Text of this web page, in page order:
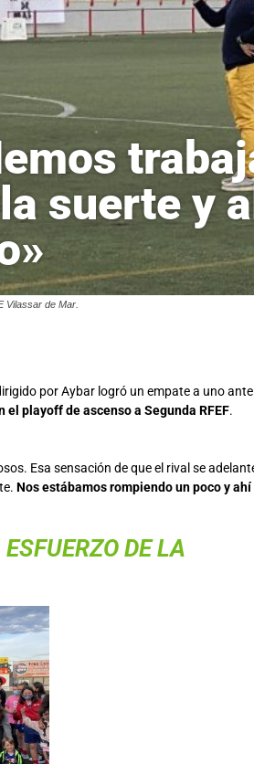
suerte y
Vilassar de Mar.
por Aybar logró un empate a uno ante
playoff de ascenso a Segunda RFEF.
Esa sensación de que el rival se
Nos estábamos rompiendo un poco y ahí
DE LA